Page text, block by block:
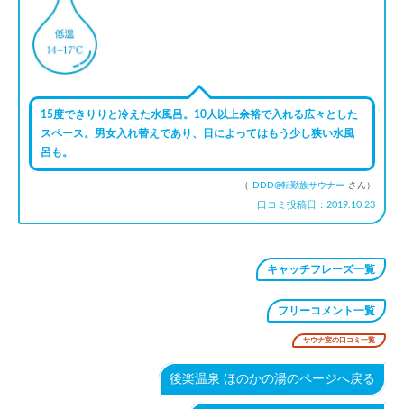
15度できりりと冷えた水風呂。10人以上余裕で入れる広々とした
スペース。男女入れ替えであり、日によってはもう少し狭い水風
呂も。
（ DDD@転勤族サウナー さん）
口コミ投稿日：2019.10.23
キャッチフレーズ一覧
フリーコメント一覧
サウナ室の口コミ一覧
後楽温泉 ほのかの湯のページへ戻る